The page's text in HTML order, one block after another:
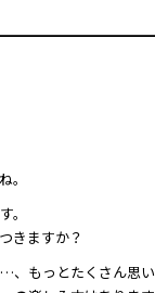
。
。
きますか？
、もっとたくさん思い